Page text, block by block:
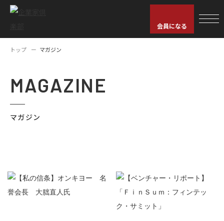
会員になる
トップ マガジン
MAGAZINE
マガジン